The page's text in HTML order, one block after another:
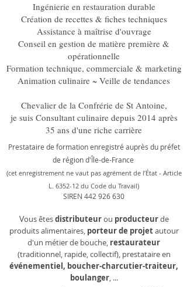
Ingénierie en restauration durable
Création de recettes & fiches techniques
Assistance à maîtrise d'ouvrage
Conseil en gestion de matière première &
opérationnelle
Formation technique, commerciale & marketing
Animation culinaire ~ Veille de tendances
Chevalier de la Confrérie de St Antoine,
je suis Consultant culinaire depuis 2014 après
35 ans d'une riche carrière
Prestataire de formation enregistré auprès du préfet
de région d'Île-de-France
(cet enregistrement ne vaut pas agrément de l’État - Article
L. 6352-12 du Code du Travail)
SIREN 442 926 630
Vous êtesdistributeurou producteurde
produits alimentaires, porteur de projetautour
d'un métier de bouche, restaurateur
(traditionnel, rapide, collectif), prestataire en
événementiel, boucher-charcutier-traiteur,
boulanger, ...